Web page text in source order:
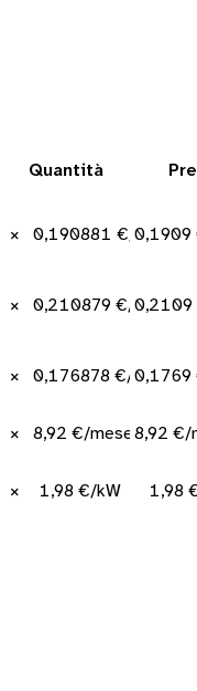
Quantità
× 0,190881 €/kWh
0,1909
× 0,210879 €/kWh
0,2109
× 0,176878 €/kWh
0,1769
× 8,92 €/mese 8,92 €/
× 1,98 €/kW 1,98